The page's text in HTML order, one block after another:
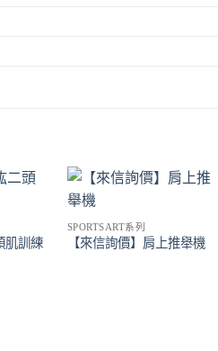
肌訓練
SPORTSART系列
【來信詢價】肩上推舉機